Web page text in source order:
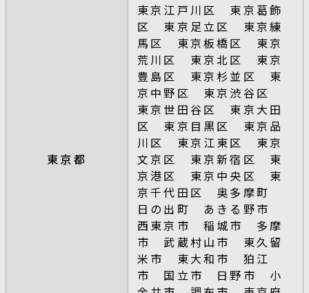
東京都
東京江戸川区 東京葛飾
区 東京足立区 東京練
馬区 東京板橋区 東京
荒川区 東京北区 東京
豊島区 東京杉並区 東
京中野区 東京渋谷区
東京世田谷区 東京大田
区 東京目黒区 東京品
川区 東京江東区 東京
文京区 東京新宿区 東
京港区 東京中央区 東
京千代田区 奥多摩町
日の出町 あきる野市
西東京市 稲城市 多摩
市 武蔵村山市 東久留
米市 東大和市 狛江
市 国立市 日野市 小